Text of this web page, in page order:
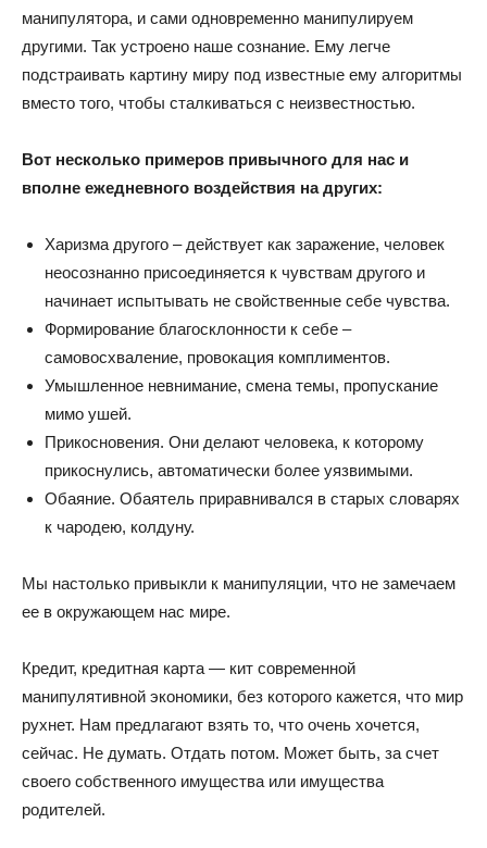
манипулятора, и сами одновременно манипулируем
другими. Так устроено наше сознание. Ему легче
подстраивать картину миру под известные ему алгоритмы
вместо того, чтобы сталкиваться с неизвестностью.
Вот несколько примеров привычного для нас и
вполне ежедневного воздействия на других:
Харизма другого – действует как заражение, человек
неосознанно присоединяется к чувствам другого и
начинает испытывать не свойственные себе чувства.
Формирование благосклонности к себе –
самовосхваление, провокация комплиментов.
Умышленное невнимание, смена темы, пропускание
мимо ушей.
Прикосновения. Они делают человека, к которому
прикоснулись, автоматически более уязвимыми.
Обаяние. Обаятель приравнивался в старых словарях
к чародею, колдуну.
Мы настолько привыкли к манипуляции, что не замечаем
ее в окружающем нас мире.
Кредит, кредитная карта — кит современной
манипулятивной экономики, без которого кажется, что мир
рухнет. Нам предлагают взять то, что очень хочется,
сейчас. Не думать. Отдать потом. Может быть, за счет
своего собственного имущества или имущества
родителей.